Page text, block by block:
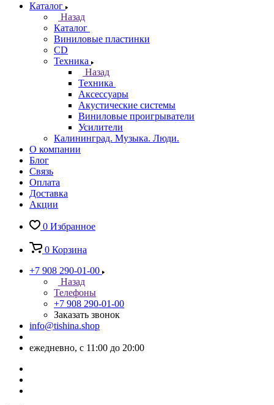
Каталог
Назад
Каталог
Виниловые пластинки
CD
Техника
Назад
Техника
Аксессуары
Акустические системы
Виниловые проигрыватели
Усилители
Калининград. Музыка. Люди.
О компании
Блог
Связь
Оплата
Доставка
Акции
0 Избранное
0 Корзина
+7 908 290-01-00
Назад
Телефоны
+7 908 290-01-00
Заказать звонок
info@tishina.shop
ежедневно, с 11:00 до 20:00